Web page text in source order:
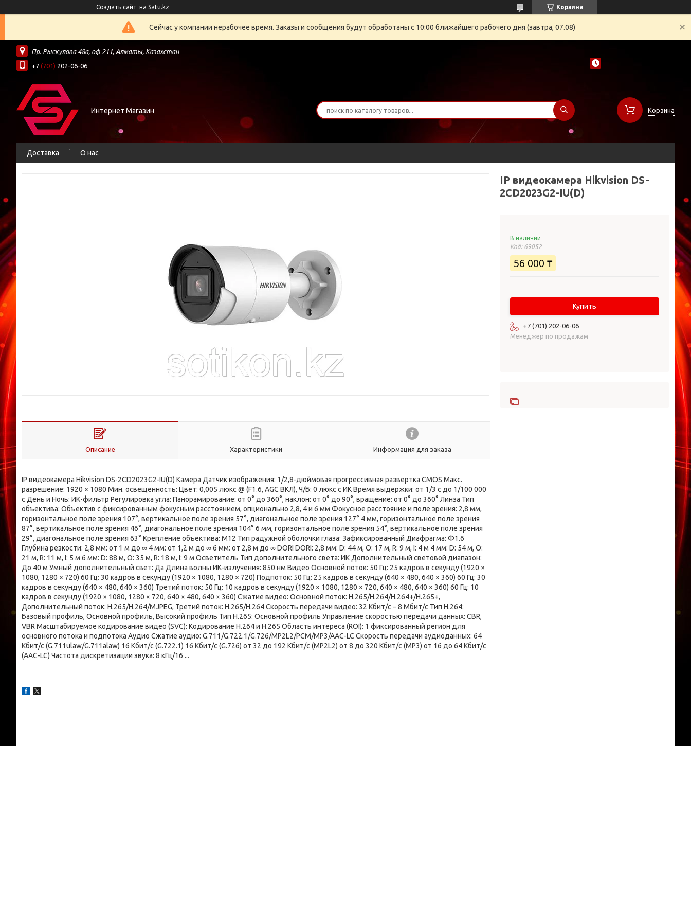
Создать сайт на Satu.kz Корзина
Сейчас у компании нерабочее время. Заказы и сообщения будут обработаны с 10:00 ближайшего рабочего дня (завтра, 07.08)
Пр. Рыскулова 48а, оф 211, Алматы, Казахстан
+7 (701) 202-06-06
Интернет Магазин Корзина
Доставка О нас
Описание Характеристики Информация для заказа
IP видеокамера Hikvision DS-2CD2023G2-IU(D) Камера Датчик изображения: 1/2,8-дюймовая прогрессивная развертка CMOS Макс.
разрешение: 1920 × 1080 Мин. освещенность: Цвет: 0,005 люкс @ (F1.6, AGC ВКЛ), Ч/Б: 0 люкс с ИК Время выдержки: от 1/3 с до 1/100 000
с День и Ночь: ИК-фильтр Регулировка угла: Панорамирование: от 0° до 360°, наклон: от 0° до 90°, вращение: от 0° до 360° Линза Тип
объектива: Объектив с фиксированным фокусным расстоянием, опционально 2,8, 4 и 6 мм Фокусное расстояние и поле зрения: 2,8 мм,
горизонтальное поле зрения 107°, вертикальное поле зрения 57°, диагональное поле зрения 127° 4 мм, горизонтальное поле зрения
87°, вертикальное поле зрения 46°, диагональное поле зрения 104° 6 мм, горизонтальное поле зрения 54°, вертикальное поле зрения
29°, диагональное поле зрения 63° Крепление объектива: М12 Тип радужной оболочки глаза: Зафиксированный Диафрагма: Ф1.6
Глубина резкости: 2,8 мм: от 1 м до ∞ 4 мм: от 1,2 м до ∞ 6 мм: от 2,8 м до ∞ DORI DORI: 2,8 мм: D: 44 м, O: 17 м, R: 9 м, I: 4 м 4 мм: D: 54 м, O:
21 м, R: 11 м, I: 5 м 6 мм: D: 88 м, O: 35 м, R: 18 м, I: 9 м Осветитель Тип дополнительного света: ИК Дополнительный световой диапазон:
До 40 м Умный дополнительный свет: Да Длина волны ИК-излучения: 850 нм Видео Основной поток: 50 Гц: 25 кадров в секунду (1920 ×
1080, 1280 × 720) 60 Гц: 30 кадров в секунду (1920 × 1080, 1280 × 720) Подпоток: 50 Гц: 25 кадров в секунду (640 × 480, 640 × 360) 60 Гц: 30
кадров в секунду (640 × 480, 640 × 360) Третий поток: 50 Гц: 10 кадров в секунду (1920 × 1080, 1280 × 720, 640 × 480, 640 × 360) 60 Гц: 10
кадров в секунду (1920 × 1080, 1280 × 720, 640 × 480, 640 × 360) Сжатие видео: Основной поток: H.265/H.264/H.264+/H.265+,
Дополнительный поток: H.265/H.264/MJPEG, Третий поток: H.265/H.264 Скорость передачи видео: 32 Кбит/с – 8 Мбит/с Тип H.264:
Базовый профиль, Основной профиль, Высокий профиль Тип H.265: Основной профиль Управление скоростью передачи данных: CBR,
VBR Масштабируемое кодирование видео (SVC): Кодирование H.264 и H.265 Область интереса (ROI): 1 фиксированный регион для
основного потока и подпотока Аудио Сжатие аудио: G.711/G.722.1/G.726/MP2L2/PCM/MP3/AAC-LC Скорость передачи аудиоданных: 64
Кбит/с (G.711ulaw/G.711alaw) 16 Кбит/с (G.722.1) 16 Кбит/с (G.726) от 32 до 192 Кбит/с (MP2L2) от 8 до 320 Кбит/с (MP3) от 16 до 64 Кбит/с
(AAC-LC) Частота дискретизации звука: 8 кГц/16 ...
IP видеокамера Hikvision DS-
2CD2023G2-IU(D)
В наличии
Код: 69052
56 000 ₸
Купить
+7 (701) 202-06-06
Менеджер по продажам